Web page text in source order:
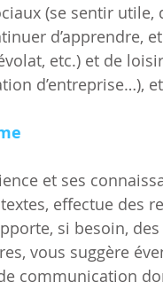
(se sentir
d’apprendre,
etc.) et de
d’entreprise…),
et ses
effectue des
si besoin,
vous suggère
communication